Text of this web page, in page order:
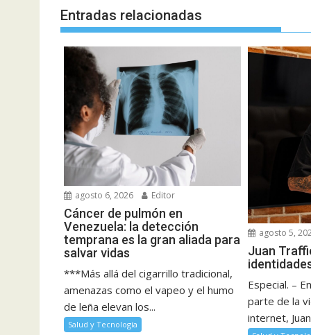
Entradas relacionadas
agosto 6, 2026 Editor
Cáncer de pulmón en
Venezuela: la detección
temprana es la gran aliada para
salvar vidas
***Más allá del cigarrillo tradicional,
amenazas como el vapeo y el humo
de leña elevan los...
Salud y Tecnología
agosto 5,
Juan
Especial. –
parte de la
internet,